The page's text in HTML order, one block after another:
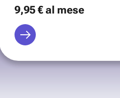
9,95 €al mese